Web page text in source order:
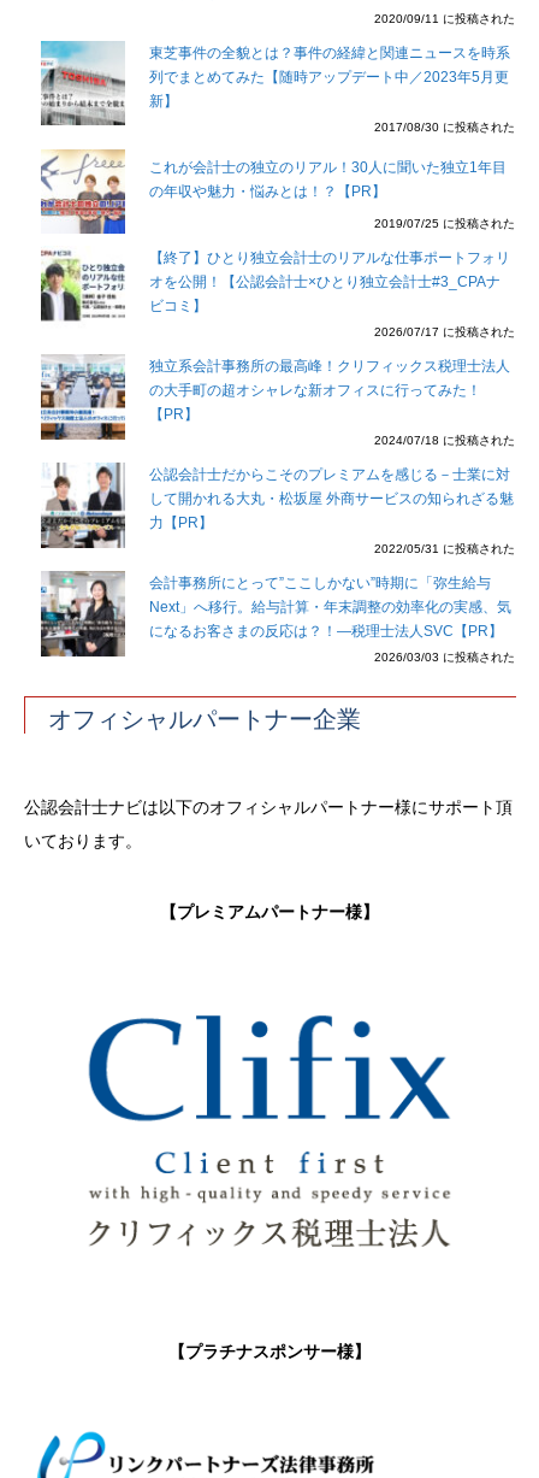
2020/09/11 に投稿された
東芝事件の全貌とは？事件の経緯と関連ニュースを時系
列でまとめてみた【随時アップデート中／2023年5月更
新】
2017/08/30 に投稿された
これが会計士の独立のリアル！30人に聞いた独立1年目
の年収や魅力・悩みとは！？【PR】
2019/07/25 に投稿された
【終了】ひとり独立会計士のリアルな仕事ポートフォリ
オを公開！【公認会計士×ひとり独立会計士#3_CPAナ
ビコミ】
2026/07/17 に投稿された
独立系会計事務所の最高峰！クリフィックス税理士法人
の大手町の超オシャレな新オフィスに行ってみた！
【PR】
2024/07/18 に投稿された
公認会計士だからこそのプレミアムを感じる－士業に対
して開かれる大丸・松坂屋 外商サービスの知られざる魅
力【PR】
2022/05/31 に投稿された
会計事務所にとって”ここしかない”時期に「弥生給与
Next」へ移行。給与計算・年末調整の効率化の実感、気
になるお客さまの反応は？！―税理士法人SVC【PR】
2026/03/03 に投稿された
オフィシャルパートナー企業
公認会計士ナビは以下のオフィシャルパートナー様にサポート頂
いております。
【プレミアムパートナー様】
【プラチナスポンサー様】